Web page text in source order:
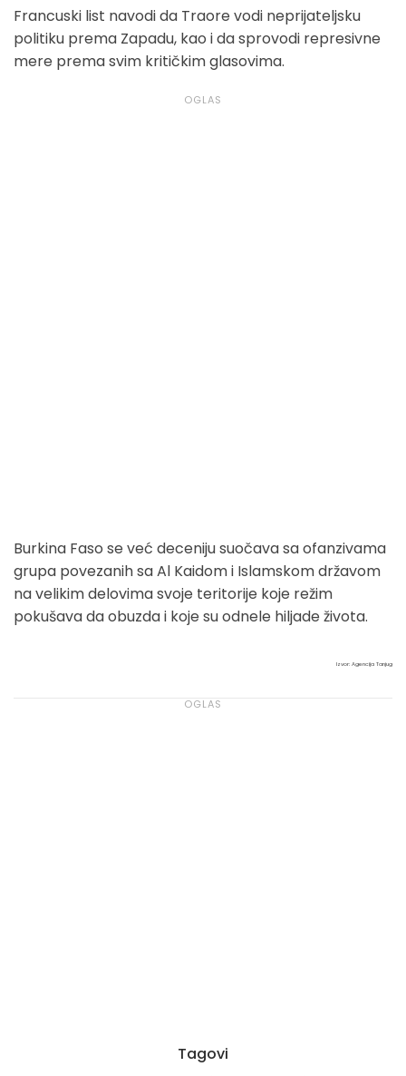
Francuski list navodi da Traore vodi neprijateljsku
politiku prema Zapadu, kao i da sprovodi represivne
mere prema svim kritičkim glasovima.
Burkina Faso se već deceniju suočava sa ofanzivama
grupa povezanih sa Al Kaidom i Islamskom državom
na velikim delovima svoje teritorije koje režim
pokušava da obuzda i koje su odnele hiljade života.
Izvor: Agencija Tanjug
Tagovi